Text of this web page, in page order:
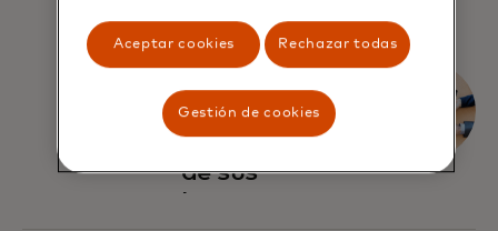
las
compañías
de sus
Aceptar cookies Rechazar todas
Gestión de cookies